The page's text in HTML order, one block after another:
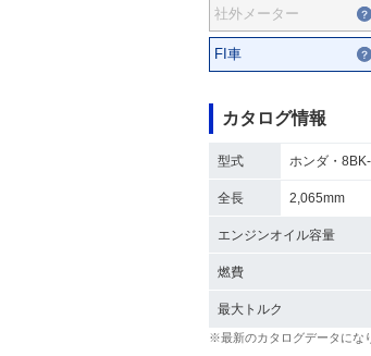
社外メーター
FI車
カタログ情報
型式 ホンダ・
全長 2,065mm
エンジンオイル容量
燃費
最大トルク
※最新のカタログデータにな